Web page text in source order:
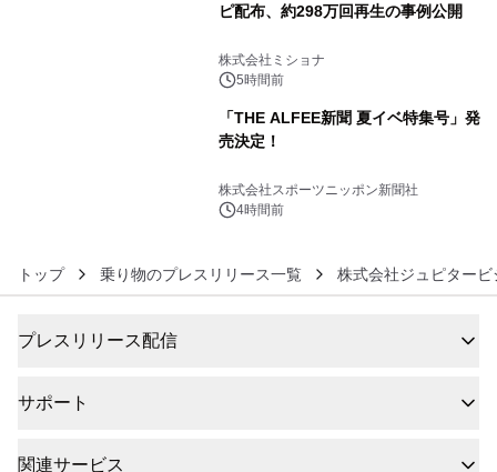
ピ配布、約298万回再生の事例公開
株式会社ミショナ
5時間前
「THE ALFEE新聞 夏イベ特集号」発
売決定！
株式会社スポーツニッポン新聞社
4時間前
トップ 乗り物のプレスリリース一覧 株式会社ジュピター
プレスリリース配信
サポート
関連サービス